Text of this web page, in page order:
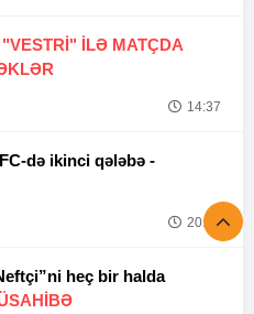
"VESTRİ" İLƏ MATÇDA
14:37
Tofiq Musayevdən UFC-də ikinci qələbə -
20:52
heç bir halda